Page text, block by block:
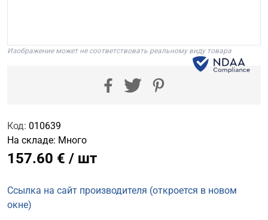
Изображение может не соответствовать реальному виду товара
Код: 010639
На складе: Много
157.60 € / шт
Ссылка на сайт производителя (откроется в новом
окне)